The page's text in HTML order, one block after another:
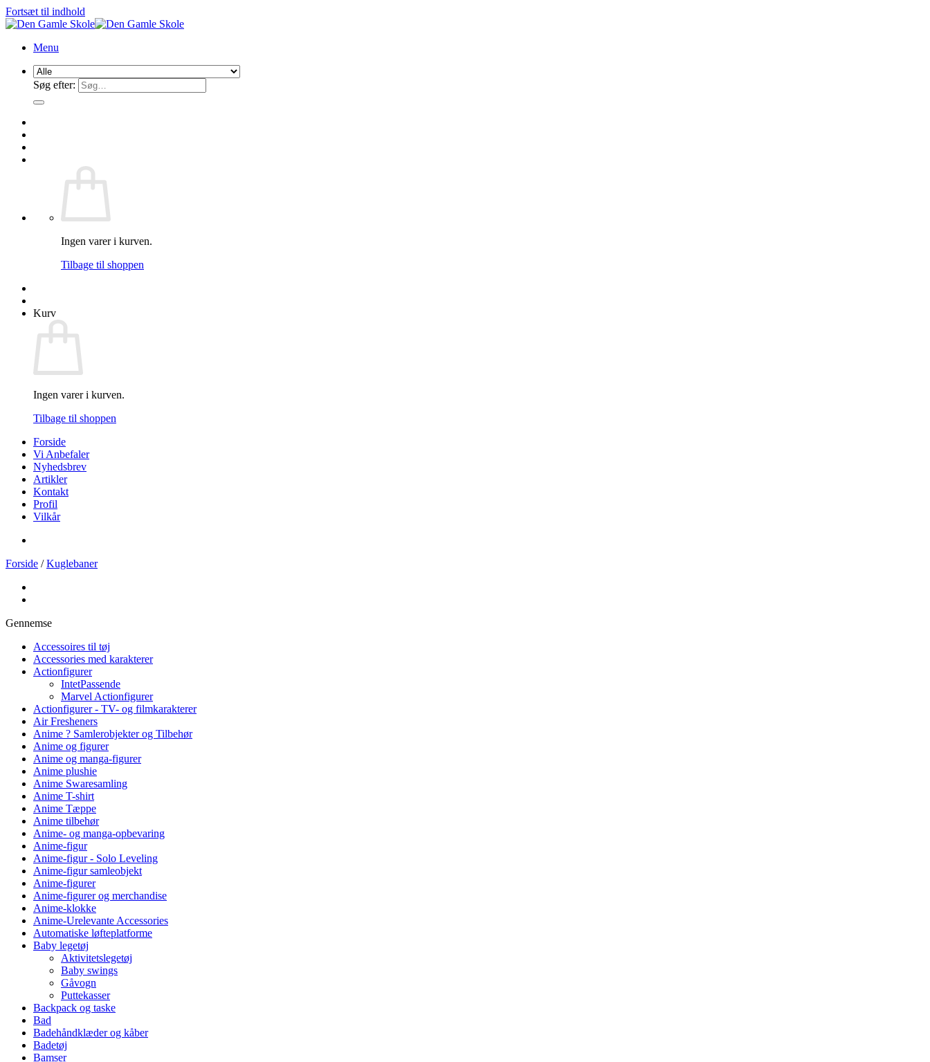
Fortsæt til indhold
Menu
Søg efter:
Ingen varer i kurven.
Tilbage til shoppen
Kurv
Ingen varer i kurven.
Tilbage til shoppen
Forside
Vi Anbefaler
Nyhedsbrev
Artikler
Kontakt
Profil
Vilkår
Forside / Kuglebaner
Gennemse
Accessoires til tøj
Accessories med karakterer
Actionfigurer
IntetPassende
Marvel Actionfigurer
Actionfigurer - TV- og filmkarakterer
Air Fresheners
Anime ? Samlerobjekter og Tilbehør
Anime og figurer
Anime og manga-figurer
Anime plushie
Anime Swaresamling
Anime T-shirt
Anime Tæppe
Anime tilbehør
Anime- og manga-opbevaring
Anime-figur
Anime-figur - Solo Leveling
Anime-figur samleobjekt
Anime-figurer
Anime-figurer og merchandise
Anime-klokke
Anime-Urelevante Accessories
Automatiske løfteplatforme
Baby legetøj
Aktivitetslegetøj
Baby swings
Gåvogn
Puttekasser
Backpack og taske
Bad
Badehåndklæder og kåber
Badetøj
Bamser